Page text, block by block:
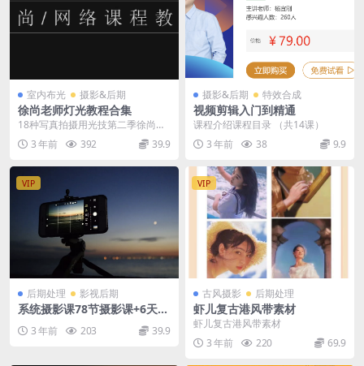
室内布光 摄影&后期
徐尚老师灯光教程合集
18种写真拍摄用光技第二季徐尚网
络课程 徐尚老师第一季精剪版打光
课程 ├── 第...
3 年前 392 39.9
摄影&后期 特效合成
视频剪辑入门到精通
课程介绍课程目录 （共14课）
3 年前
38 9.9
VIP
后期处理 影视后期
系统摄影课78节摄影课+6天摄
影训练营+手机摄影后期抖音
同款3 年前 203 39.9
VIP
古风摄影 后期处理
虾儿复古港风带素材
虾儿复古港风带素材
3 年前
220 69.9